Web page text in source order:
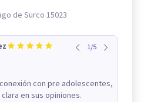
de Surco 15023
1/5
con pre adolescentes,
en sus opiniones.